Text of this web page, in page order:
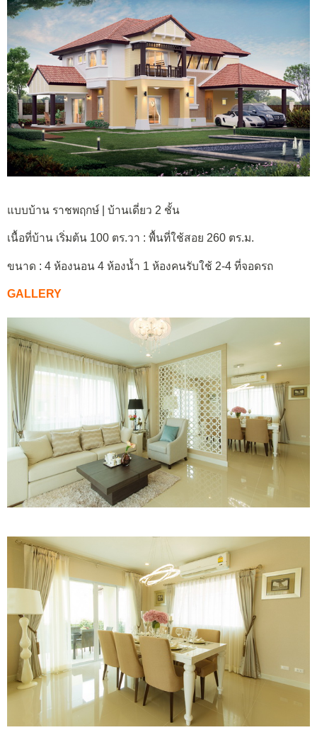
แบบบ้าน ราชพฤกษ์ | บ้านเดี่ยว 2 ชั้น
เนื้อที่บ้าน เริ่มต้น 100 ตร.วา : พื้นที่ใช้สอย 260 ตร.ม.
ขนาด : 4 ห้องนอน 4 ห้องน้ำ 1 ห้องคนรับใช้ 2-4 ที่จอดรถ
GALLERY